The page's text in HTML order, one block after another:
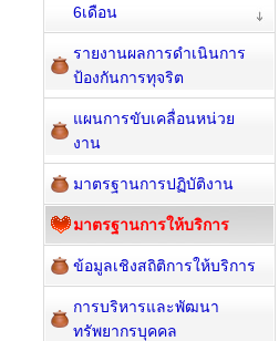
6เดือน
รายงานผลการดำเนินการ
ป้องกันการทุจริต
แผนการขับเคลื่อนหน่วย
งาน
มาตรฐานการปฏิบัติงาน
มาตรฐานการให้บริการ
ข้อมูลเชิงสถิติการให้บริการ
การบริหารและพัฒนา
ทรัพยากรบุคคล